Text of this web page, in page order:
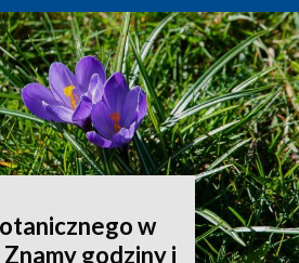
w
godziny i